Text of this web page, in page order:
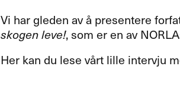
Vi har gleden av å presentere
skogen leve!, som er en av
Her kan du lese vårt lille intervju